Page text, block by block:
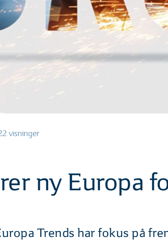
visninger
ny Europa
Trends har fokus på